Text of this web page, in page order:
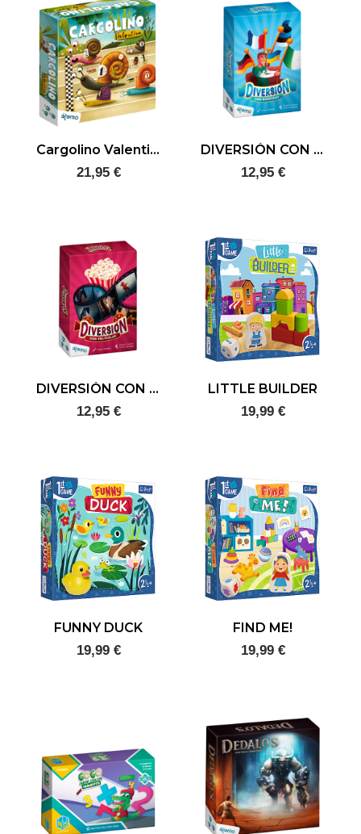
Cargolino Valentino
21,95 €
DIVERSIÓN CON BANDERAS
12,95 €
DIVERSIÓN CON PELÍCULAS
12,95 €
LITTLE BUILDER
19,99 €
FUNNY DUCK
19,99 €
FIND ME!
19,99 €